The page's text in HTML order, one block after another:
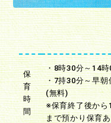
保
育
時
間
・8時30分～14
・7持30分～早朝
(無料)
※保育終了後から
まで預かり保育